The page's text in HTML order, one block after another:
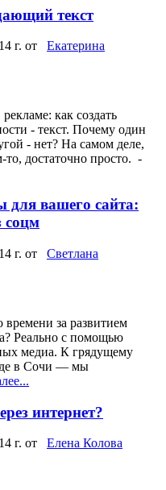
текст
г. от Екатерина
как создать
- текст. Почему один
- нет? На самом деле,
то, достаточно просто. -
для вашего сайта:
соцм
г. от Светлана
времени за развитием
Реально с помощью
медиа. К грядущему
в Сочи — мы
интернет?
г. от Елена Колова